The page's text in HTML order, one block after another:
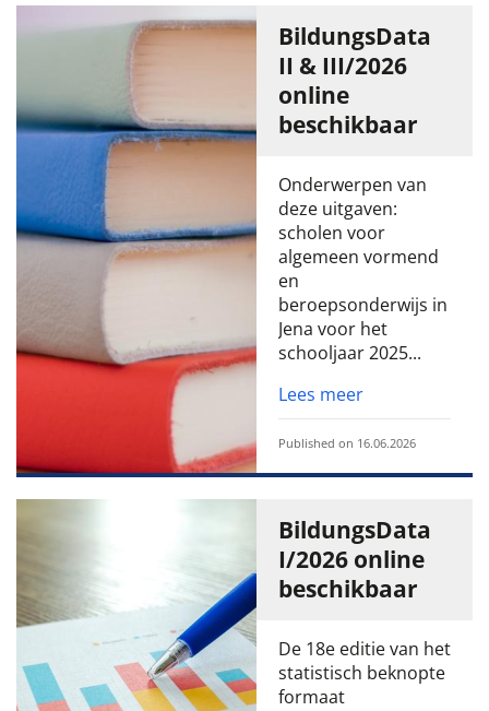
BildungsData
II & III/2026
online
beschikbaar
Onderwerpen van
deze uitgaven:
scholen voor
algemeen vormend
en
beroepsonderwijs in
Jena voor het
schooljaar 2025...
Lees meer
Published on 16.06.2026
BildungsData
I/2026 online
beschikbaar
De 18e editie van het
statistisch beknopte
formaat